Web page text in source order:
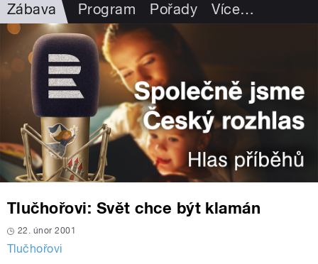
Zábava Program Pořady Více…
Tlučhořovi: Svět chce být klamán
22. únor 2001
Tlučhořovi